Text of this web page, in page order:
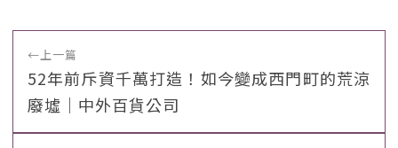
←上一篇
52年前斥資千萬打造！如今變成西門町的荒涼
廢墟｜中外百貨公司